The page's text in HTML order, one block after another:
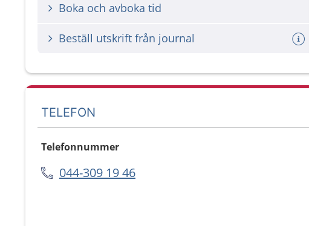
Boka och avboka tid
Beställ utskrift från journal
TELEFON
Telefonnummer
044-309 19 46